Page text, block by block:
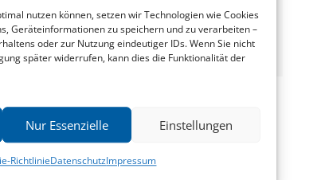
nutzen können, setzen wir Technologien wie Cookies
Geräteinformationen zu speichern und zu verarbeiten –
oder zur Nutzung eindeutiger IDs. Wenn Sie nicht
später widerrufen, kann dies die Funktionalität der
Nur Essenzielle Einstellungen
RichtlinieDatenschutzImpressum